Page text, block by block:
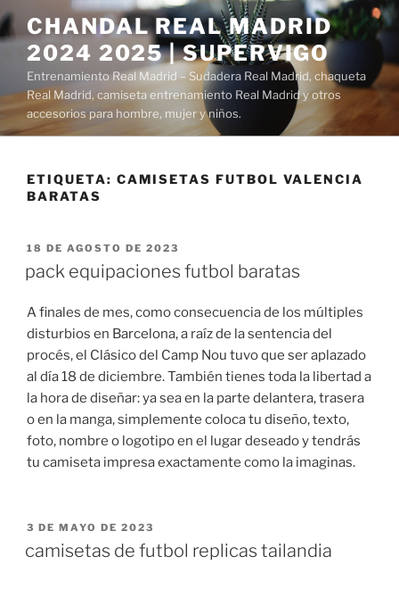
Saltar
al
contenido
CHANDAL REAL MADRID
2024 2025 | SUPERVIGO
Entrenamiento Real Madrid – Sudadera Real Madrid, chaqueta
Real Madrid, camiseta entrenamiento Real Madrid y otros
accesorios para hombre, mujer y niños.
ETIQUETA: CAMISETAS FUTBOL VALENCIA
BARATAS
PUBLICADO
18 DE AGOSTO DE 2023
pack equipaciones futbol baratas
A finales de mes, como consecuencia de los múltiples
disturbios en Barcelona, a raíz de la sentencia del
procés, el Clásico del Camp Nou tuvo que ser aplazado
al día 18 de diciembre. También tienes toda la libertad a
la hora de diseñar: ya sea en la parte delantera, trasera
o en la manga, simplemente coloca tu diseño, texto,
foto, nombre o logotipo en el lugar deseado y tendrás
tu camiseta impresa exactamente como la imaginas.
PUBLICADO
3 DE MAYO DE 2023
camisetas de futbol replicas tailandia